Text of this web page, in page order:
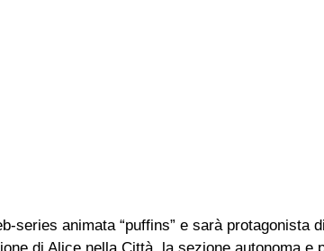
series animata “puffins” e sarà protagonista